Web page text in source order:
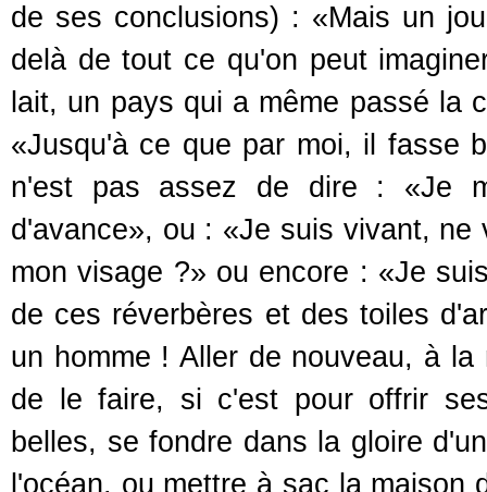
de ses conclusions) : «Mais un
delà de tout ce qu'on peut
lait, un pays qui a même passé la
«Jusqu'à ce que par moi, il fasse
n'est pas assez de dire : «Je
d'avance», ou : «Je suis vivant,
mon visage ?» ou encore : «Je
de ces réverbères et des toiles
un homme ! Aller de nouveau, à
de le faire, si c'est pour offrir
belles, se fondre dans la gloire
l'océan, ou mettre à sac la maison